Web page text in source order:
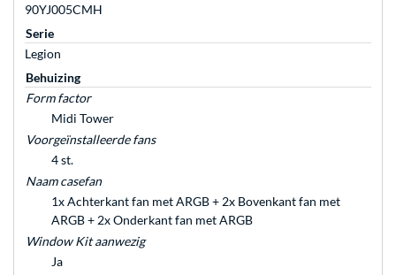
90YJ005CMH
Serie
Legion
Behuizing
Form factor
Midi Tower
Voorgeïnstalleerde fans
4 st.
Naam casefan
1x Achterkant fan met ARGB + 2x Bovenkant fan met
ARGB + 2x Onderkant fan met ARGB
Window Kit aanwezig
Ja